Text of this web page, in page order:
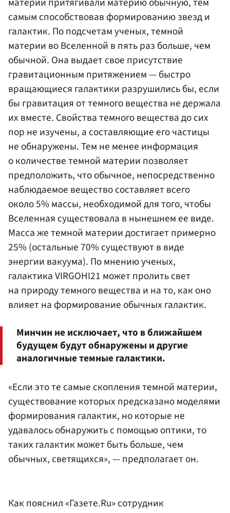
самым способствовав формированию звезд и
галактик. По подсчетам ученых, темной
материи во Вселенной в пять раз больше, чем
обычной. Она выдает свое присутствие
гравитационным притяжением — быстро
вращающиеся галактики разрушились бы, если
бы гравитация от темного вещества не держала
их вместе. Свойства темного вещества до сих
пор не изучены, а составляющие его частицы
не обнаружены. Тем не менее информация
о количестве темной материи позволяет
предположить, что обычное, непосредственно
наблюдаемое вещество составляет всего
около 5% массы, необходимой для того, чтобы
Вселенная существовала в нынешнем ее виде.
Масса же темной материи достигает примерно
25% (остальные 70% существуют в виде
энергии вакуума). По мнению ученых,
галактика VIRGOHI21 может пролить свет
на природу темного вещества и на то, как оно
влияет на формирование обычных галактик.
Минчин не исключает, что в ближайшем
будущем будут обнаружены и другие
аналогичные темные галактики.
«Если это те самые скопления темной материи,
существование которых предсказано моделями
формирования галактик, но которые не
удавалось обнаружить с помощью оптики, то
таких галактик может быть больше, чем
обычных, светящихся», — предполагает он.
Как пояснил «Газете.Ru» сотрудник